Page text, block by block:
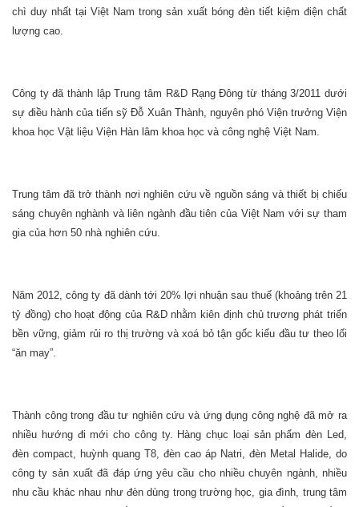
chì duy nhất tại Việt Nam trong sản xuất bóng đèn tiết kiệm điện chất
lượng cao.
Công ty đã thành lập Trung tâm R&D Rạng Đông từ tháng 3/2011 dưới
sự điều hành của tiến sỹ Đỗ Xuân Thành, nguyên phó Viện trưởng Viện
khoa học Vật liệu Viện Hàn lâm khoa học và công nghệ Việt Nam.
Trung tâm đã trở thành nơi nghiên cứu về nguồn sáng và thiết bị chiếu
sáng chuyên nghành và liên ngành đầu tiên của Việt Nam với sự tham
gia của hơn 50 nhà nghiên cứu.
Năm 2012, công ty đã dành tới 20% lợi nhuận sau thuế (khoảng trên 21
tỷ đồng) cho hoạt động của R&D nhằm kiên định chủ trương phát triển
bền vững, giảm rủi ro thị trường và xoá bỏ tận gốc kiểu đầu tư theo lối
“ăn may”.
Thành công trong đầu tư nghiên cứu và ứng dụng công nghệ đã mở ra
nhiều hướng đi mới cho công ty. Hàng chục loại sản phẩm đèn Led,
đèn compact, huỳnh quang T8, đèn cao áp Natri, đèn Metal Halide, do
công ty sản xuất đã đáp ứng yêu cầu cho nhiều chuyên ngành, nhiều
nhu cầu khác nhau như đèn dùng trong trường học, gia đình, trung tâm